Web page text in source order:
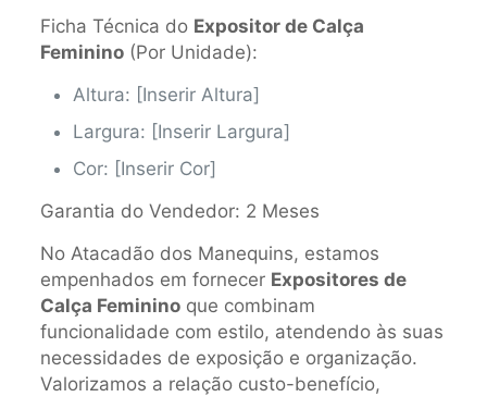
Ficha Técnica do Expositor de Calça
Feminino(Por Unidade):
Altura: [Inserir Altura]
Largura: [Inserir Largura]
Cor: [Inserir Cor]
Garantia do Vendedor: 2 Meses
No Atacadão dos Manequins, estamos
empenhados em fornecer Expositores de
Calça Femininoque combinam
funcionalidade com estilo, atendendo às suas
necessidades de exposição e organização.
Valorizamos a relação custo-benefício,